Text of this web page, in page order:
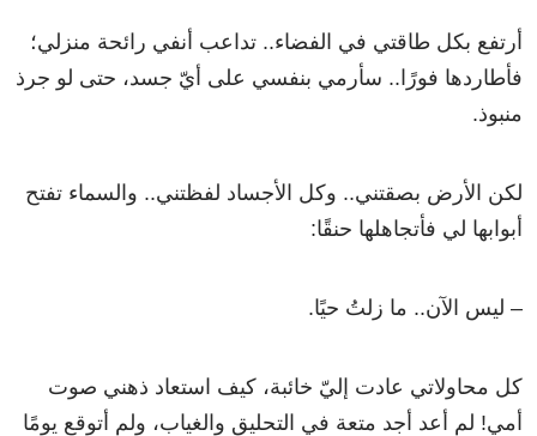
أرتفع بكل طاقتي في الفضاء.. تداعب أنفي رائحة منزلي؛
فأطاردها فورًا.. سأرمي بنفسي على أيّ جسد، حتى لو جرذ
منبوذ.
لكن الأرض بصقتني.. وكل الأجساد لفظتني.. والسماء تفتح
أبوابها لي فأتجاهلها حنقًا:
– ليس الآن.. ما زلتُ حيًا.
كل محاولاتي عادت إليّ خائبة، كيف استعاد ذهني صوت
أمي! لم أعد أجد متعة في التحليق والغياب، ولم أتوقع يومًا